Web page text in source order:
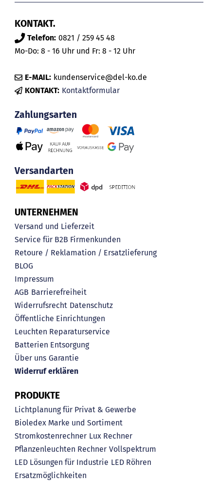
KONTAKT.
Telefon: 0821 / 259 45 48
Mo-Do: 8 - 16 Uhr und Fr: 8 - 12 Uhr
E-MAIL: kundenservice@del-ko.de
KONTAKT: Kontaktformular
Zahlungsarten
Versandarten
UNTERNEHMEN
Versand und Lieferzeit
Service für B2B Firmenkunden
Retoure / Reklamation / Ersatzlieferung
BLOG
Impressum
AGB Barrierefreiheit
Widerrufsrecht Datenschutz
Öffentliche Einrichtungen
Leuchten Reparaturservice
Batterien Entsorgung
Über uns Garantie
Widerruf erklären
PRODUKTE
Lichtplanung für Privat & Gewerbe
Bioledex Marke und Sortiment
Stromkostenrechner Lux Rechner
Pflanzenleuchten Rechner Vollspektrum
LED Lösungen für Industrie LED Röhren
Ersatzmöglichkeiten